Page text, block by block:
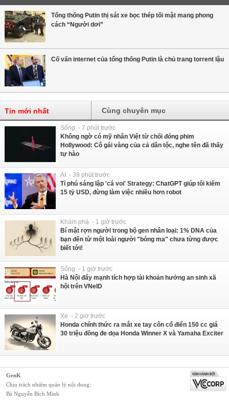
Tổng thống Putin thị sát xe bọc thép tối mật mang phong
cách “Người dơi”
Cố vấn internet của tổng thống Putin là chủ trang torrent lậu
Tin mới nhất Cùng chuyên mục
Sống - 7 phút trước
Không ngờ có mỹ nhân Việt từ chối đóng phim
Hollywood: Cô gái vàng của cả dân tộc, nghe tên đã thấy
tự hào
AI - 39 phút trước
Tỉ phú sáng lập 'cá voi' Strategy: ChatGPT giúp tôi kiếm
15 tỷ USD, đừng làm việc nhiều hơn robot
Khám phá - 1 giờ trước
Bí mật rợn người trong bộ gen nhân loại: 1% DNA của
bạn đến từ một loài người "bóng ma" chưa từng được
biết tới!
Sống - 1 giờ trước
Hà Nội đẩy mạnh tích hợp tài khoản hưởng an sinh xã
hội trên VNeID
Xe - 2 giờ trước
Honda chính thức ra mắt xe tay côn cổ điển 150 cc giá
30 triệu đồng đe dọa Honda Winner X và Yamaha Exciter
GenK
Chịu trách nhiệm quản lý nội dung:
Bà Nguyễn Bích Minh